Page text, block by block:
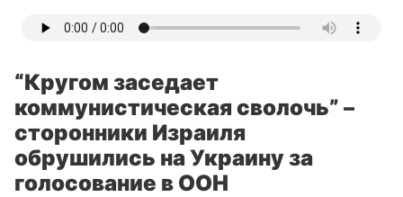
“Кругом заседает
коммунистическая сволочь” –
сторонники Израиля
обрушились на Украину за
голосование в ООН